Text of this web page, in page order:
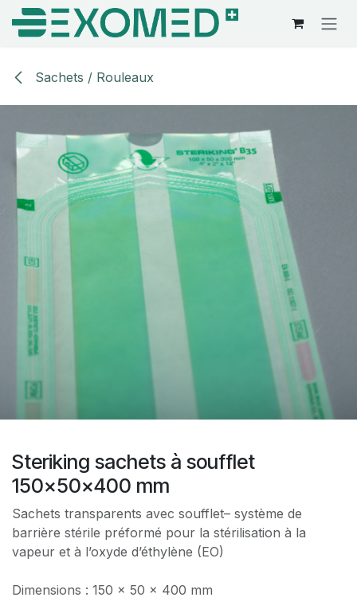
Se rendre au contenu
Sachets / Rouleaux
Steriking sachets à soufflet
150x50x400 mm
Sachets transparents avec soufflet– système de
barrière stérile préformé pour la stérilisation à la
vapeur et à l’oxyde d’éthylène (EO)
Dimensions : 150 x 50 x 400 mm